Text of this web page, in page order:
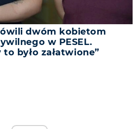
dwóm kobietom
w PESEL.
było załatwione”